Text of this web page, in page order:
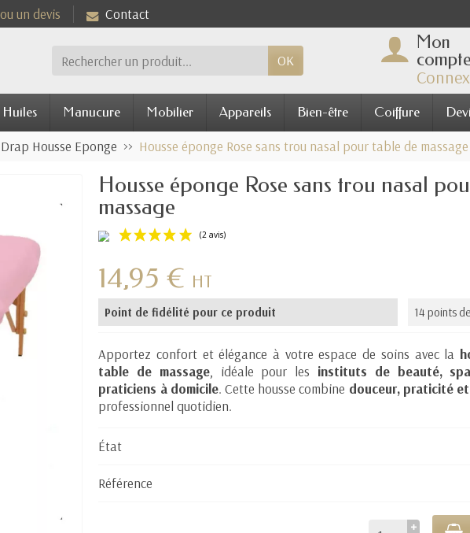
un devis Contact
OK
Mon
compte
Huiles Manucure Mobilier Appareils Bien-être Coiffure
Drap Housse Eponge Housse éponge Rose sans trou nasal pour table de massage
Housse éponge Rose sans trou nasal
massage
14,95 € HT
Point de fidélité pour ce produit 14 points
Apportez confort et élégance à votre espace de soins avec la
table de massage, idéale pour les instituts de beauté,
praticiens à domicile. Cette housse combine douceur, praticité
professionnel quotidien.
État
Référence